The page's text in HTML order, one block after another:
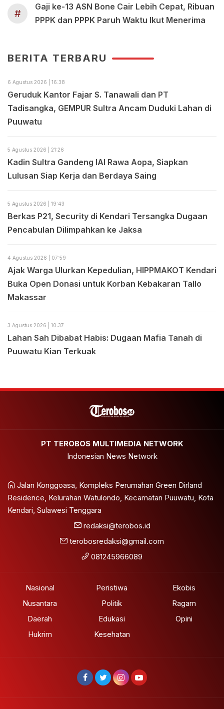
#
Gaji ke-13 ASN Bone Cair Lebih Cepat, Ribuan
PPPK dan PPPK Paruh Waktu Ikut Menerima
BERITA TERBARU
6 Agustus 2026 | 16:38
Geruduk Kantor Fajar S. Tanawali dan PT
Tadisangka, GEMPUR Sultra Ancam Duduki Lahan di
Puuwatu
5 Agustus 2026 | 21:26
Kadin Sultra Gandeng IAI Rawa Aopa, Siapkan
Lulusan Siap Kerja dan Berdaya Saing
5 Agustus 2026 | 19:43
Berkas P21, Security di Kendari Tersangka Dugaan
Pencabulan Dilimpahkan ke Jaksa
4 Agustus 2026 | 07:59
Ajak Warga Ulurkan Kepedulian, HIPPMAKOT Kendari
Buka Open Donasi untuk Korban Kebakaran Tallo
Makassar
3 Agustus 2026 | 10:37
Lahan Sah Dibabat Habis: Dugaan Mafia Tanah di
Puuwatu Kian Terkuak
PT TEROBOS MULTIMEDIA NETWORK
Indonesian News Network
Jalan Konggoasa, Kompleks Perumahan Green Dirland
Residence, Kelurahan Watulondo, Kecamatan Puuwatu, Kota
Kendari, Sulawesi Tenggara
redaksi@terobos.id
terobosredaksi@gmail.com
081245966089
Nasional
Nusantara
Daerah
Hukrim
Peristiwa
Politik
Edukasi
Kesehatan
Ekobis
Ragam
Opini